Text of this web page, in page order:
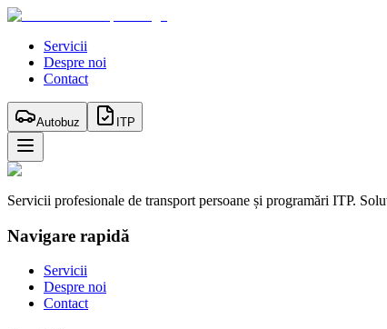
Servicii
Despre noi
Contact
Autobuz ITP
Servicii profesionale de transport persoane și programări ITP.
Navigare rapidă
Servicii
Despre noi
Contact